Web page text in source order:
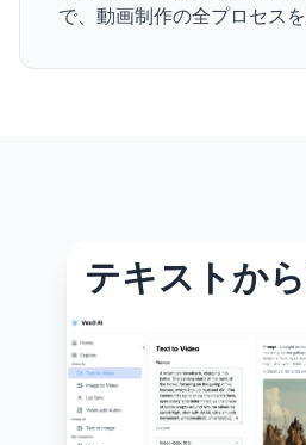
で、動画制作の全プロセスを
テキストか